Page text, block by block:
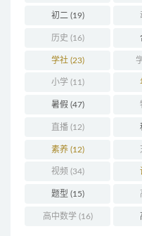
初二 (19)
历史 (16)
学社(23)
小学(11)
暑假 (47)
直播(12)
素养(12)
视频 (34)
题型 (15)
高中数学(16)